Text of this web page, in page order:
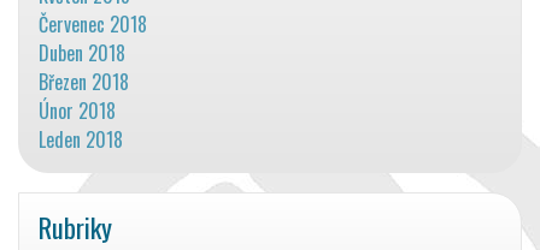
Červenec 2018
Duben 2018
Březen 2018
Únor 2018
Leden 2018
Rubriky